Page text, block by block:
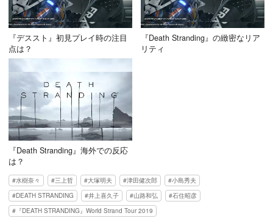
『デススト』初見プレイ時の注目
点は？
『Death Stranding』の緻密なリア
リティ
『Death Stranding』海外での反応
は？
水樹奈々 三上哲 大塚明夫 津田健次郎
小島秀夫
DEATH STRANDING
井上喜久子 山路和弘
石住昭彦
『DEATH STRANDING』World Strand Tour 2019